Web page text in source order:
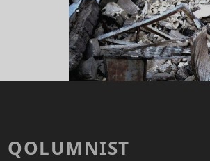
QOLUMNIST